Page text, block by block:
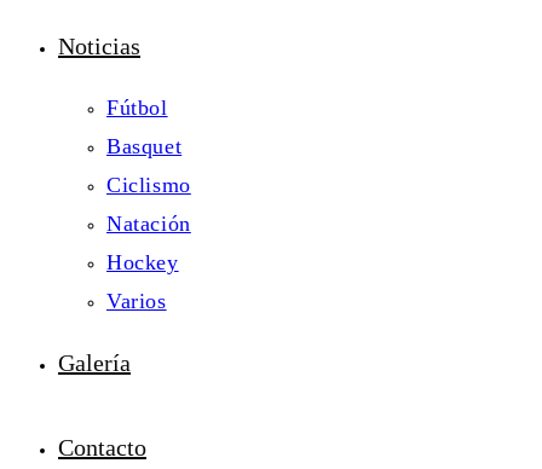
Noticias
Fútbol
Basquet
Ciclismo
Natación
Hockey
Varios
Galería
Contacto